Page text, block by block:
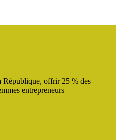
République, offrir 25 % des
entrepreneurs